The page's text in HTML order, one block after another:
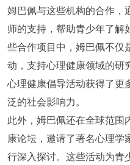
姆巴佩与这些机构的合作，
师的支持，帮助青少年了解
些合作项目中，姆巴佩不仅
动，支持心理健康领域的研
心理健康倡导活动获得了更
泛的社会影响力。
此外，姆巴佩还在全球范围
康论坛，邀请了著名心理学
行深入探讨。这些活动为青